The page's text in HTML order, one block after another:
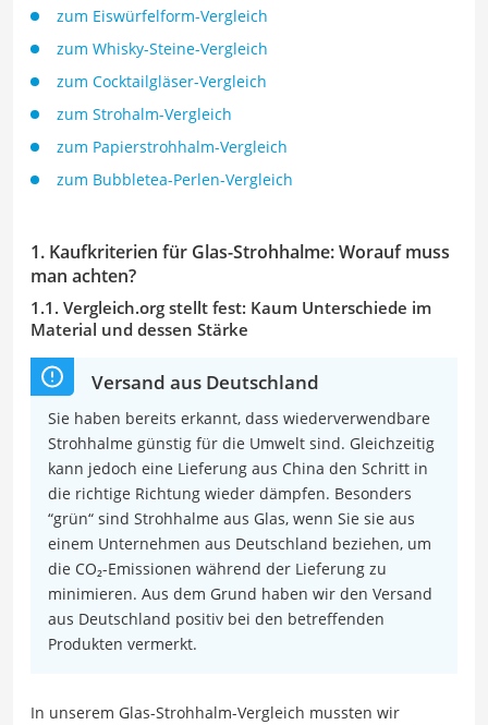
zum Eiswürfelform-Vergleich
zum Whisky-Steine-Vergleich
zum Cocktailgläser-Vergleich
zum Strohalm-Vergleich
zum Papierstrohhalm-Vergleich
zum Bubbletea-Perlen-Vergleich
1. Kaufkriterien für Glas-Strohhalme: Worauf muss
man achten?
1.1. Vergleich.org stellt fest: Kaum Unterschiede im
Material und dessen Stärke
Versand aus Deutschland
Sie haben bereits erkannt, dass wiederverwendbare
Strohhalme günstig für die Umwelt sind. Gleichzeitig
kann jedoch eine Lieferung aus China den Schritt in
die richtige Richtung wieder dämpfen. Besonders
“grün“ sind Strohhalme aus Glas, wenn Sie sie aus
einem Unternehmen aus Deutschland beziehen, um
die CO₂-Emissionen während der Lieferung zu
minimieren. Aus dem Grund haben wir den Versand
aus Deutschland positiv bei den betreffenden
Produkten vermerkt.
In unserem Glas-Strohhalm-Vergleich mussten wir